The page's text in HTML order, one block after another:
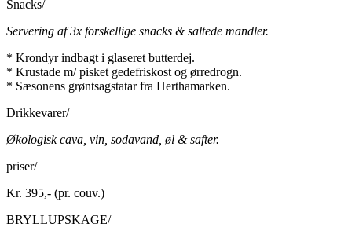
Snacks/
Servering af 3x forskellige snacks & saltede mandler.
* Krondyr indbagt i glaseret butterdej.
* Krustade m/ pisket gedefriskost og ørredrogn.
* Sæsonens grøntsagstatar fra Herthamarken.
Drikkevarer/
Økologisk cava, vin, sodavand, øl & safter.
priser/
Kr. 395,- (pr. couv.)
BRYLLUPSKAGE/